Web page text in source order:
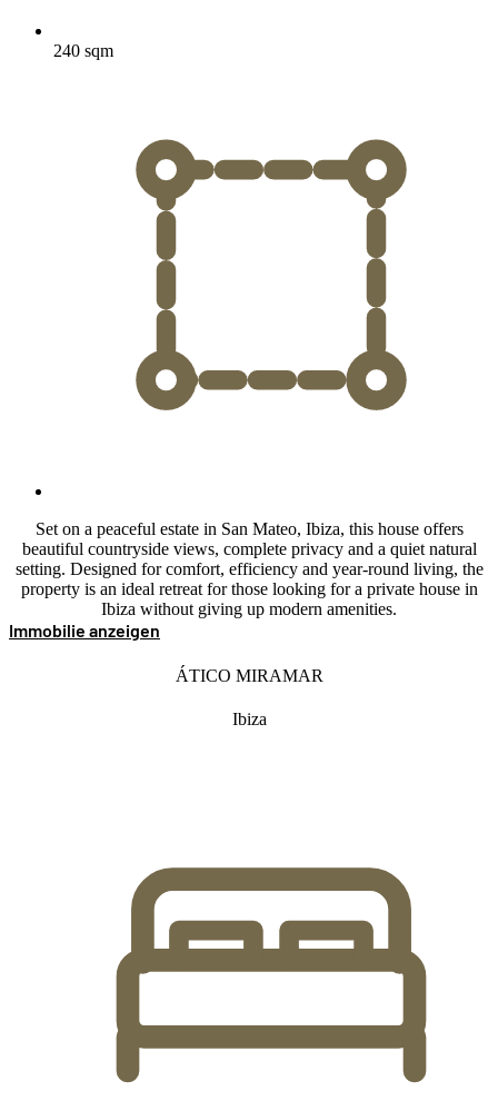
240 sqm
Set on a peaceful estate in San Mateo, Ibiza, this house offers
beautiful countryside views, complete privacy and a quiet natural
setting. Designed for comfort, efficiency and year-round living, the
property is an ideal retreat for those looking for a private house in
Ibiza without giving up modern amenities.
Immobilie anzeigen
ÁTICO MIRAMAR
Ibiza